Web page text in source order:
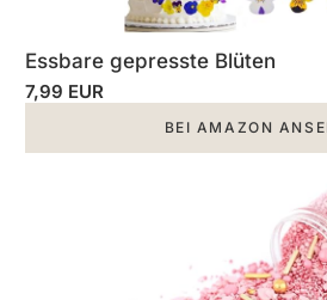
Essbare gepresste Blüten
7,99 EUR
BEI AMAZON